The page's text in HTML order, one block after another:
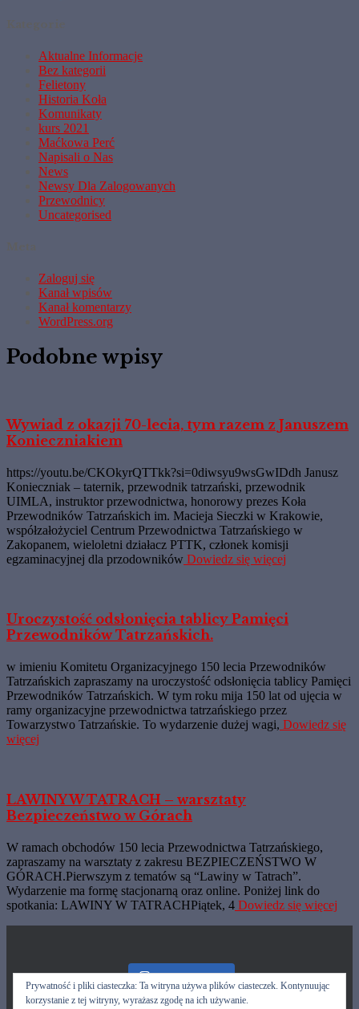
Aktualne Informacje
Bez kategorii
Felietony
Historia Koła
Komunikaty
kurs 2021
Maćkowa Perć
Napisali o Nas
News
Newsy Dla Zalogowanych
Przewodnicy
Uncategorised
Zaloguj się
Kanał wpisów
Kanał komentarzy
WordPress.org
Podobne wpisy
Wywiad z okazji 70-lecia, tym razem z Januszem
Konieczniakiem
https://youtu.be/CKOkyrQTTkk?si=0diwsyu9wsGwIDdh Janusz
Konieczniak – taternik, przewodnik tatrzański, przewodnik
UIMLA, instruktor przewodnictwa, honorowy prezes Koła
Przewodników Tatrzańskich im. Macieja Sieczki w Krakowie,
współzałożyciel Centrum Przewodnictwa Tatrzańskiego w
Zakopanem, wieloletni działacz PTTK, członek komisji
egzaminacyjnej dla przodowników Dowiedz się więcej
Uroczystość odsłonięcia tablicy Pamięci
Przewodników Tatrzańskich.
w imieniu Komitetu Organizacyjnego 150 lecia Przewodników
Tatrzańskich zapraszamy na uroczystość odsłonięcia tablicy Pamięci
Przewodników Tatrzańskich. W tym roku mija 150 lat od ujęcia w
ramy organizacyjne przewodnictwa tatrzańskiego przez
Towarzystwo Tatrzańskie. To wydarzenie dużej wagi, Dowiedz się
więcej
LAWINY W TATRACH – warsztaty
Bezpieczeństwo w Górach
W ramach obchodów 150 lecia Przewodnictwa Tatrzańskiego,
zapraszamy na warsztaty z zakresu BEZPIECZEŃSTWO W
GÓRACH.Pierwszym z tematów są “Lawiny w Tatrach”.
Wydarzenie ma formę stacjonarną oraz online. Poniżej link do
spotkania: LAWINY W TATRACHPiątek, 4 Dowiedz się więcej
Nasz Instagram
Prywatność i pliki ciasteczka: Ta witryna używa plików ciasteczek. Kontynuując
korzystanie z tej witryny, wyrażasz zgodę na ich używanie.